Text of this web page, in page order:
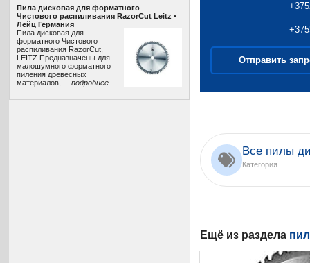
Пила дисковая для форматного
Чистового распиливания RazorCut Leitz •
Лeйц Германия
Пила дисковая для
форматного Чистового
распиливания RazorCut,
LEITZ Предназначены для
малошумного форматного
пиления древесных
материалов, ... подробнее
Отправить
Все пилы
Категория
Ещё из раздела